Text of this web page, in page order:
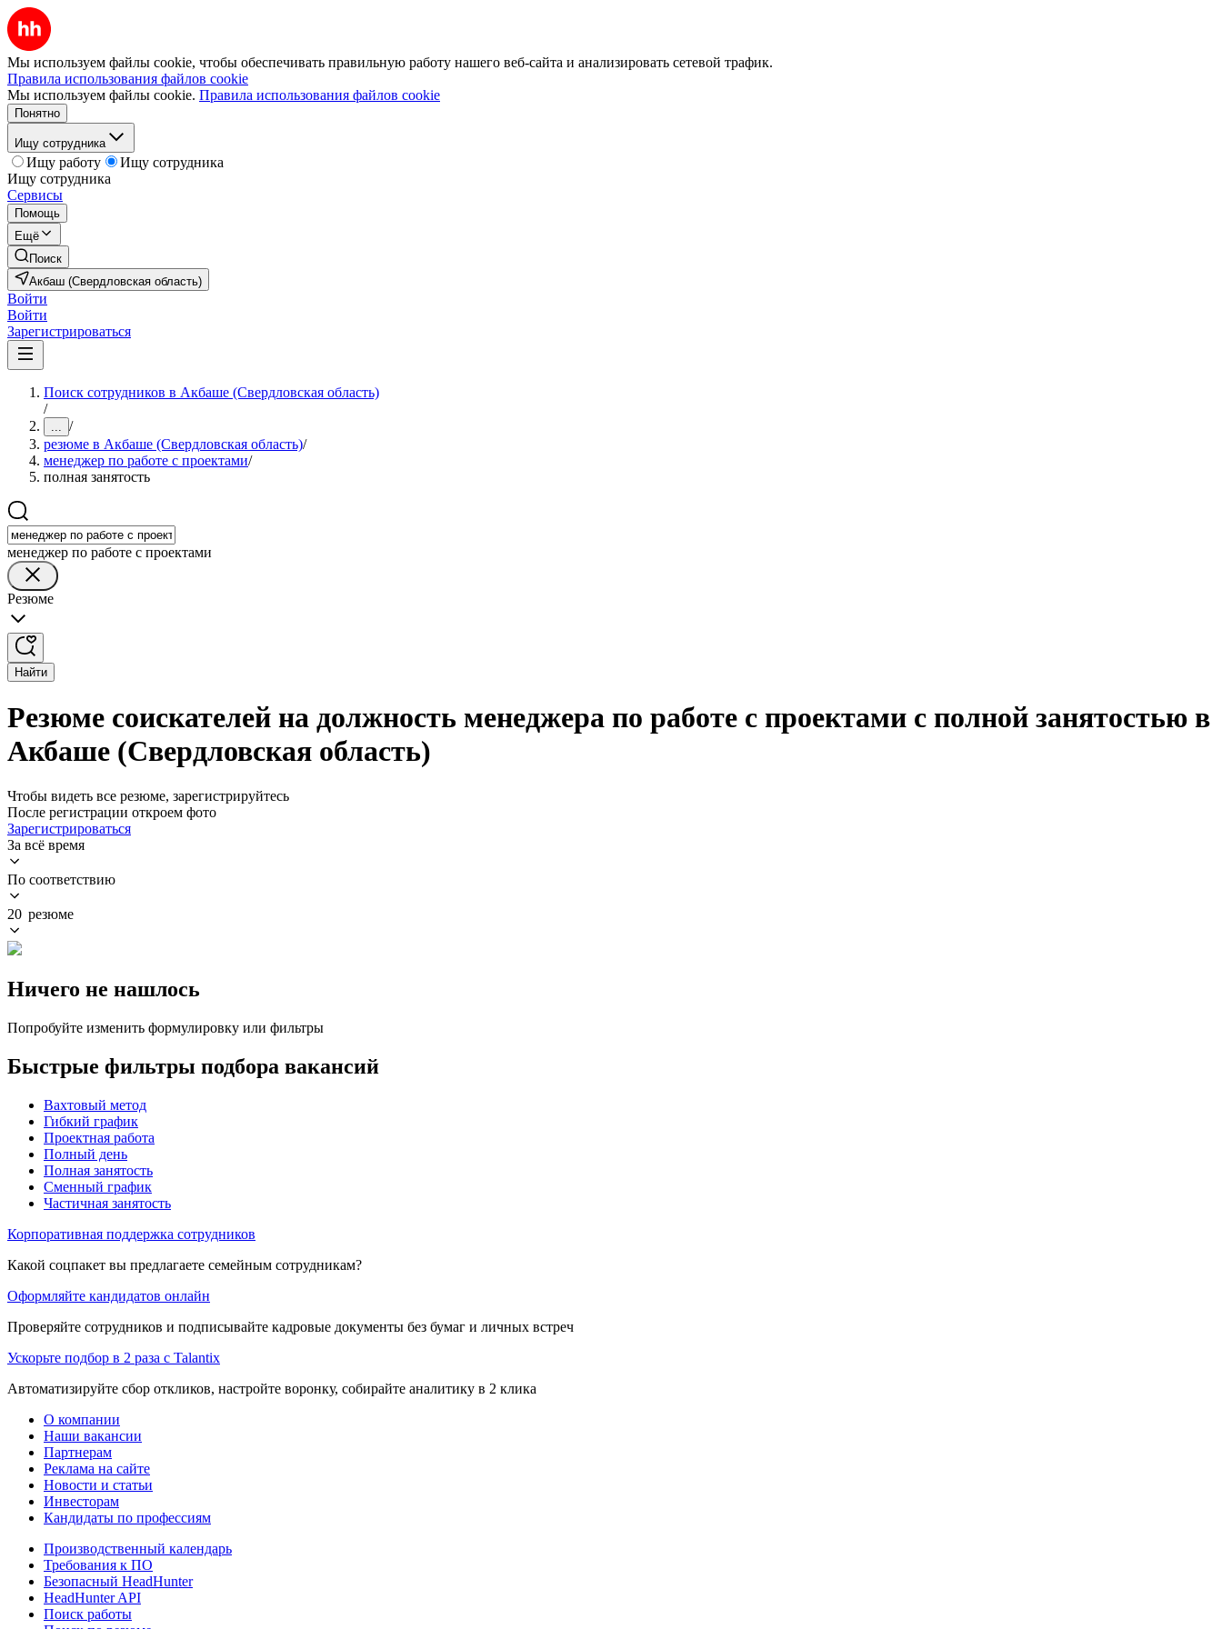
Мы используем файлы cookie, чтобы обеспечивать правильную работу нашего веб-сайта и анализировать сетевой трафик.
Правила использования файлов cookie
Мы используем файлы cookie. Правила использования файлов cookie
Понятно
Ищу сотрудника
Ищу работу
Ищу сотрудника
Ищу сотрудника
Сервисы
Помощь
Ещё
Поиск
Акбаш (Свердловская область)
Войти
Войти
Зарегистрироваться
Поиск сотрудников в Акбаше (Свердловская область)
/
... /
резюме в Акбаше (Свердловская область)/
менеджер по работе с проектами/
полная занятость
менеджер по работе с проектами
Резюме
Найти
Резюме соискателей на должность менеджера по работе с проектами с полной занятостью в
Акбаше (Свердловская область)
Чтобы видеть все резюме, зарегистрируйтесь
После регистрации откроем фото
Зарегистрироваться
За всё время
По соответствию
20 резюме
Ничего не нашлось
Попробуйте изменить формулировку или фильтры
Быстрые фильтры подбора вакансий
Вахтовый метод
Гибкий график
Проектная работа
Полный день
Полная занятость
Сменный график
Частичная занятость
Корпоративная поддержка сотрудников
Какой соцпакет вы предлагаете семейным сотрудникам?
Оформляйте кандидатов онлайн
Проверяйте сотрудников и подписывайте кадровые документы без бумаг и личных встреч
Ускорьте подбор в 2 раза с Talantix
Автоматизируйте сбор откликов, настройте воронку, собирайте аналитику в 2 клика
О компании
Наши вакансии
Партнерам
Реклама на сайте
Новости и статьи
Инвесторам
Кандидаты по профессиям
Производственный календарь
Требования к ПО
Безопасный HeadHunter
HeadHunter API
Поиск работы